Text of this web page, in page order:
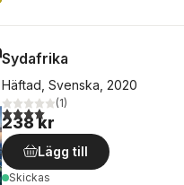
Sydafrika
Häftad, Svenska, 2020
4,0utav 5 stjärnor. Totalt antal
(1)
238 kr
Lägg till
Skickas